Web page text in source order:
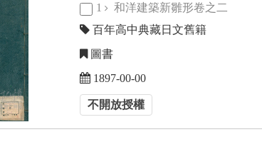
1
和洋建築新雛形卷之二
百年高中典藏日文舊籍
圖書
1897-00-00
不開放授權